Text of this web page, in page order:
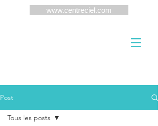
www.centreciel.com
Post
Tous les posts